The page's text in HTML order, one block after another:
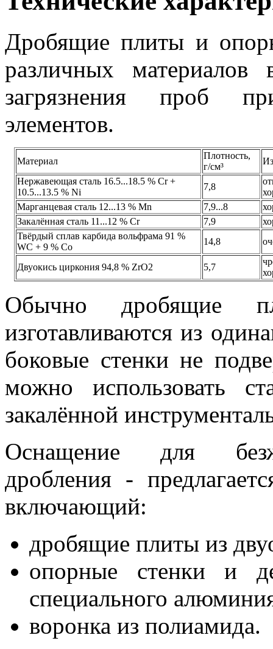
Дробящие плиты и
различных материалов
загрязнения проб
элементов.
Материал
Плотность,
г/см³
Нержавеющая сталь 16.5...18.5 % Cr +
10.5...13.5 % Ni
7,8
Марганцевая сталь 12...13 % Mn
7,9...8
Закалённая сталь 11...12 % Сr
7,9
Твёрдый сплав карбида вольфрама 91 %
WC + 9 % Co
14,8
Двуокись циркония 94,8 % ZrO2 5,7
Обычно дробящие
изготавливаются из
боковые стенки не
можно использовать
закалённой
Оснащение для
дробления -
включающий:
дробящие плиты из
опорные стенки и
специального
воронка из полиамида.